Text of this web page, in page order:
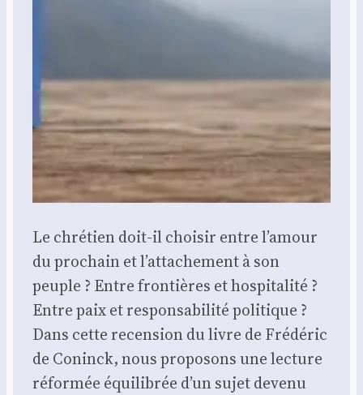
Le chré­tien doit-il choi­sir entre l’amour
du pro­chain et l’attachement à son
peuple ? Entre fron­tières et hos­pi­ta­li­té ?
Entre paix et res­pon­sa­bi­li­té poli­tique ?
Dans cette recen­sion du livre de Fré­dé­ric
de Coninck, nous pro­po­sons une lec­ture
réfor­mée équi­li­brée d’un sujet deve­nu